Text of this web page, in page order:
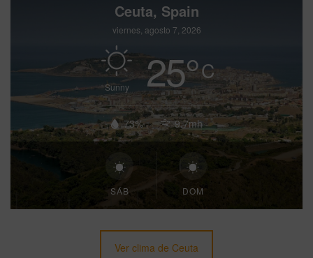
Ceuta, Spain
viernes, agosto 7, 2026
Sunny 25°C
73% 9.7mh
SÁB DOM
Ver clima de Ceuta